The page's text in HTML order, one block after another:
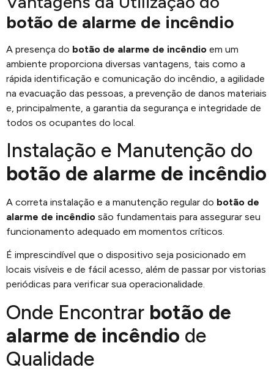
botão de alarme de incêndio
A presença do botão de alarme de incêndio em um
ambiente proporciona diversas vantagens, tais como a
rápida identificação e comunicação do incêndio, a agilidade
na evacuação das pessoas, a prevenção de danos materiais
e, principalmente, a garantia da segurança e integridade de
todos os ocupantes do local.
Instalação e Manutenção do
botão de alarme de incêndio
A correta instalação e a manutenção regular do botão de
alarme de incêndio são fundamentais para assegurar seu
funcionamento adequado em momentos críticos.
É imprescindível que o dispositivo seja posicionado em
locais visíveis e de fácil acesso, além de passar por vistorias
periódicas para verificar sua operacionalidade.
Onde Encontrar botão de
alarme de incêndio de
Qualidade